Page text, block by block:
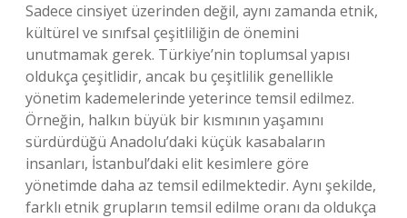
Sadece cinsiyet üzerinden değil, aynı zamanda etnik,
kültürel ve sınıfsal çeşitliliğin de önemini
unutmamak gerek. Türkiye’nin toplumsal yapısı
oldukça çeşitlidir, ancak bu çeşitlilik genellikle
yönetim kademelerinde yeterince temsil edilmez.
Örneğin, halkın büyük bir kısmının yaşamını
sürdürdüğü Anadolu’daki küçük kasabaların
insanları, İstanbul’daki elit kesimlere göre
yönetimde daha az temsil edilmektedir. Aynı şekilde,
farklı etnik grupların temsil edilme oranı da oldukça